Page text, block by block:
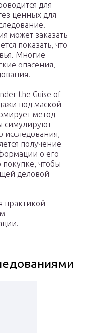
для
ценных для
может заказать
показать, что
Многие
опасения,
the Guise of
под маской
метод
симулируют
исследования,
получение
о его
чтобы
деловой
практикой